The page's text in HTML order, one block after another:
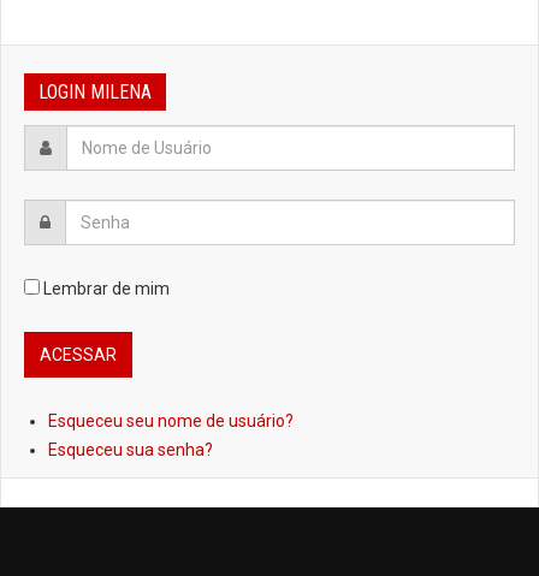
LOGIN MILENA
Lembrar de mim
Esqueceu seu nome de usuário?
Esqueceu sua senha?